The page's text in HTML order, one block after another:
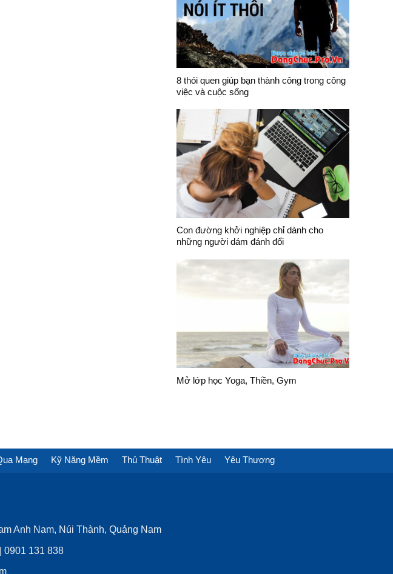
8 thói quen giúp bạn thành công trong công
việc và cuộc sống
Con đường khởi nghiệp chỉ dành cho
những người dám đánh đổi
Mở lớp học Yoga, Thiền, Gym
Mạng Kỹ Năng Mềm Thủ Thuật Tình Yêu Yêu Thương
Anh Nam, Núi Thành, Quảng Nam
0901 131 838